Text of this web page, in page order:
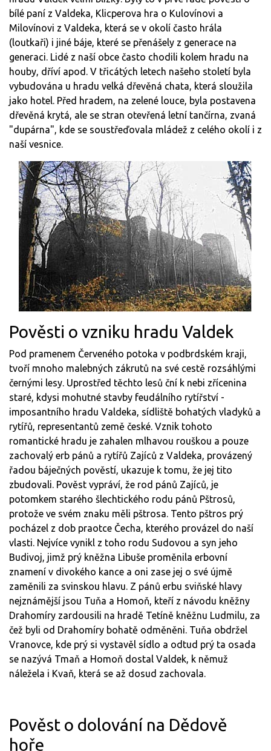
bílé paní z Valdeka, Klicperova hra o Kulovínovi a
Milovínovi z Valdeka, která se v okolí často hrála
(loutkaři) i jiné báje, které se přenášely z generace na
generaci. Lidé z naší obce často chodili kolem hradu na
houby, dříví apod. V třicátých letech našeho století byla
vybudována u hradu velká dřevěná chata, která sloužila
jako hotel. Před hradem, na zelené louce, byla postavena
dřevěná krytá, ale se stran otevřená letní tančírna, zvaná
"dupárna", kde se soustřeďovala mládež z celého okolí i z
naší vesnice.
Pověsti o vzniku hradu Valdek
Pod pramenem Červeného potoka v podbrdském kraji,
tvoří mnoho malebných zákrutů na své cestě rozsáhlými
černými lesy. Uprostřed těchto lesů ční k nebi zřícenina
staré, kdysi mohutné stavby feudálního rytířství -
imposantního hradu Valdeka, sídliště bohatých vladyků a
rytířů, representantů země české. Vznik tohoto
romantické hradu je zahalen mlhavou rouškou a pouze
zachovalý erb pánů a rytířů Zajíců z Valdeka, provázený
řadou báječných pověstí, ukazuje k tomu, že jej tito
zbudovali. Pověst vypráví, že rod pánů Zajíců, je
potomkem starého šlechtického rodu pánů Pštrosů,
protože ve svém znaku měli pštrosa. Tento pštros prý
pocházel z dob praotce Čecha, kterého provázel do naší
vlasti. Nejvíce vynikl z toho rodu Sudovou a syn jeho
Budivoj, jimž prý kněžna Libuše proměnila erbovní
znamení v divokého kance a oni zase jej o své újmě
zaměnili za svinskou hlavu. Z pánů erbu sviňské hlavy
nejznámější jsou Tuňa a Homoň, kteří z návodu kněžny
Drahomíry zardousili na hradě Tetíně kněžnu Ludmilu, za
čež byli od Drahomíry bohatě odměněni. Tuňa obdržel
Vranovce, kde prý si vystavěl sídlo a odtud prý ta osada
se nazývá Tmaň a Homoň dostal Valdek, k němuž
náležela i Kvaň, která se až dosud zachovala.
Pověst o dolování na Dědově
hoře